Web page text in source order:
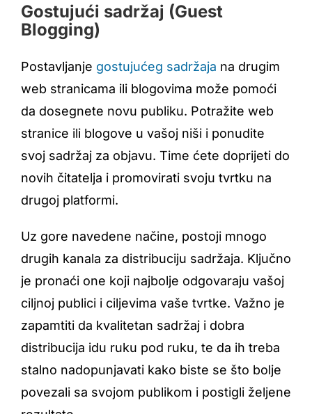
Gostujući sadržaj (Guest
Blogging)
Postavljanje gostujućeg sadržaja na drugim
web stranicama ili blogovima može pomoći
da dosegnete novu publiku. Potražite web
stranice ili blogove u vašoj niši i ponudite
svoj sadržaj za objavu. Time ćete doprijeti do
novih čitatelja i promovirati svoju tvrtku na
drugoj platformi.
Uz gore navedene načine, postoji mnogo
drugih kanala za distribuciju sadržaja. Ključno
je pronaći one koji najbolje odgovaraju vašoj
ciljnoj publici i ciljevima vaše tvrtke. Važno je
zapamtiti da kvalitetan sadržaj i dobra
distribucija idu ruku pod ruku, te da ih treba
stalno nadopunjavati kako biste se što bolje
povezali sa svojom publikom i postigli željene